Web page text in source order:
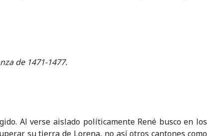
de 1471-1477.
Al verse aislado políticamente René busco en los
su tierra de Lorena, no así otros cantones como